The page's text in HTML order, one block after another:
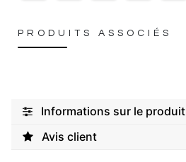
PRODUITS ASSOCIÉS
Informations sur le produit
Avis client